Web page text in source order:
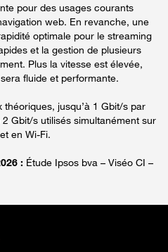
pour des usages courants
web. En revanche, une
optimale pour le streaming
et la gestion de plusieurs
Plus la vitesse est élevée,
fluide et performante.
théoriques, jusqu’à 1 Gbit/s par
Gbit/s utilisés simultanément sur
en Wi-Fi.
: Étude Ipsos bva – Viséo CI –